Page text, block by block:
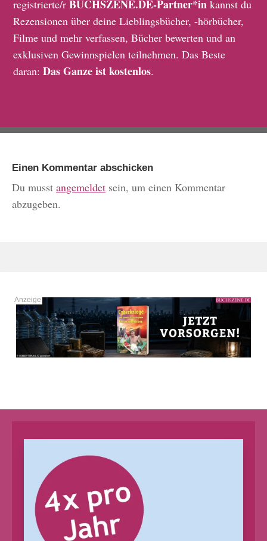
registrierte/rBUCHSZENE.DE-Partner*in kannst du
Rezensionen über deine Lieblingsbücher, -hörbücher,
Filme und mehr verfassen, Bücher bewerten und an
exklusiven Gewinnspielen teilnehmen. Das Beste
daran:Das Ganze ist kostenlos.
Einen Kommentar abschicken
Du musst angemeldet sein, um einen Kommentar
abzugeben.